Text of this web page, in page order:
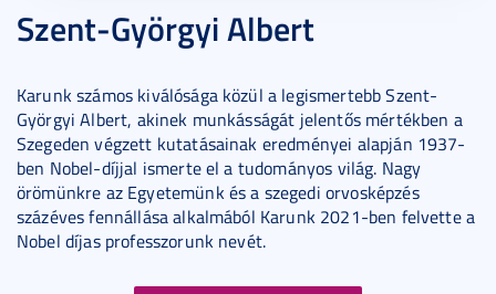
Szent-Györgyi Albert
Karunk számos kiválósága közül a legismertebb Szent-
Györgyi Albert, akinek munkásságát jelentős mértékben a
Szegeden végzett kutatásainak eredményei alapján 1937-
ben Nobel-díjjal ismerte el a tudományos világ. Nagy
örömünkre az Egyetemünk és a szegedi orvosképzés
százéves fennállása alkalmából Karunk 2021-ben felvette a
Nobel díjas professzorunk nevét.